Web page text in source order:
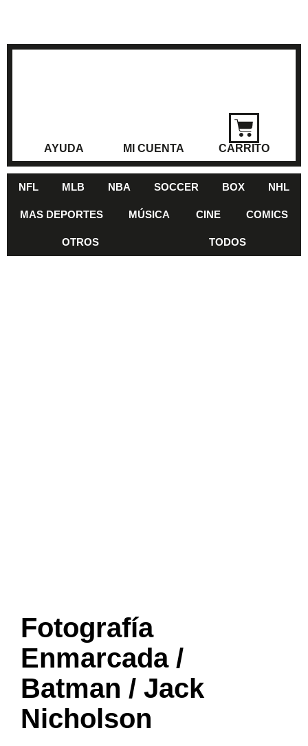
AYUDA MI CUENTA CARRITO
NFL MLB NBA SOCCER BOX NHL
MAS DEPORTES MÚSICA CINE COMICS
OTROS TODOS
Fotografía
Enmarcada /
Batman / Jack
Nicholson